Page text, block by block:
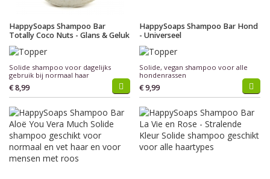
HappySoaps Shampoo Bar
Totally Coco Nuts - Glans & Geluk
Solide shampoo voor dagelijks
gebruik bij normaal haar
€ 8,99
HappySoaps Shampoo Bar Hond
- Universeel
Solide, vegan shampoo voor alle
hondenrassen
€ 9,99